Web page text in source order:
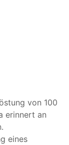
von 100
erinnert an
eines